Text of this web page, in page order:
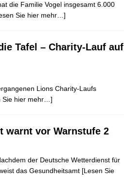
die Familie Vogel insgesamt 6.000
Sie hier mehr…]
Tafel – Charity-Lauf auf
Lions Charity-Laufs
Sie hier mehr…]
warnt vor Warnstufe 2
der Deutsche Wetterdienst für
das Gesundheitsamt [Lesen Sie